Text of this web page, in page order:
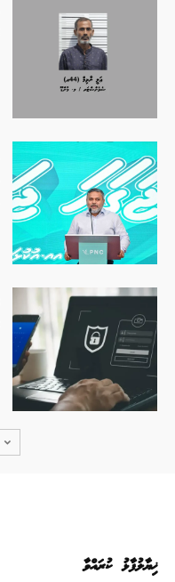
ޚިޔާލުފާޅު ކުރައްވާ